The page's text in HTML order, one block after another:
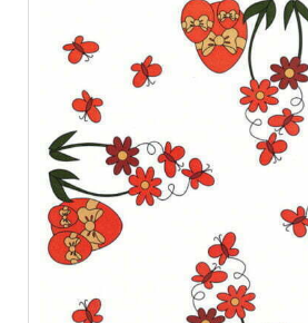
στη
σελίδα
του